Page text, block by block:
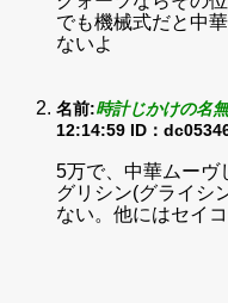
でも機械式だと中
ないよ
名前:時計じかけの名
12:14:59 ID：
5万で、中華ムーヴ
グリシン(グライシ
ない。他にはセイ